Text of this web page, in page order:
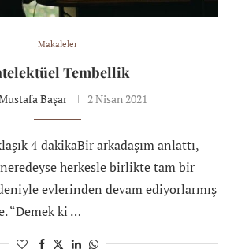
Makaleler
Tembellik
Başar 2 Nisan 2021
4 dakikaBir arkadaşım anlattı,
neredeyse herkesle birlikte tam bir
evlerinden devam ediyorlarmış
“Demek ki …